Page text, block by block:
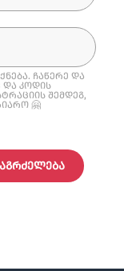
ჩაწერე და
და კოდის
შემდეგ,
🤗